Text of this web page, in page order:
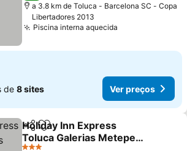
a 3.8 km de Toluca - Barcelona SC - Copa
Libertadores 2013
Piscina interna aquecida
de 8 sites Ver preços
PartilharAdicionar aos favoritos
Holiday Inn Express
Toluca Galerias Metepec